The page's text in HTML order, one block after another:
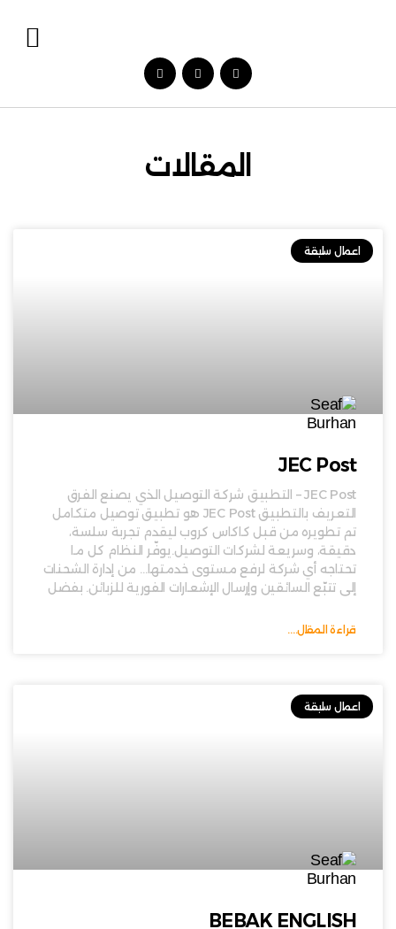
المقالات
اعمال سابقة
JEC Post
JEC Post – التطبيق شركة التوصيل الذي يصنع الفرق
التعريف بالتطبيق JEC Post هو تطبيق توصيل متكامل
تم تطويره من قبل كاكاس كروب ليقدم تجربة سلسة،
دقيقة، وسريعة لشركات التوصيل.يوفّر النظام كل ما
تحتاجه أي شركة لرفع مستوى خدمتها… من إدارة الشحنات
إلى تتبّع السائقين وإرسال الإشعارات الفورية للزبائن. بفضل
قراءة المقال....
اعمال سابقة
BEBAK ENGLISH